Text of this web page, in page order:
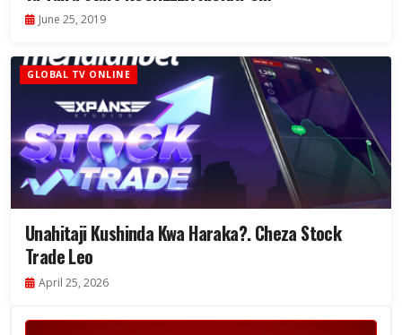
June 25, 2019
GLOBAL TV ONLINE
Unahitaji Kushinda Kwa Haraka?. Cheza Stock
Trade Leo
April 25, 2026